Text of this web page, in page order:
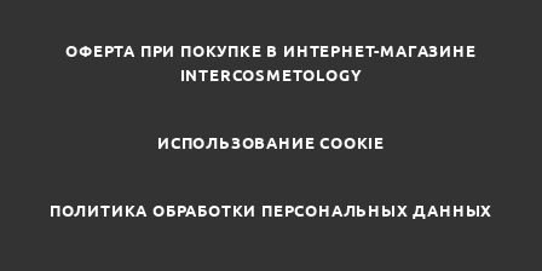
ОФЕРТА ПРИ ПОКУПКЕ В ИНТЕРНЕТ-МАГАЗИНЕ
INTERCOSMETOLOGY
ИСПОЛЬЗОВАНИЕ COOKIE
ПОЛИТИКА ОБРАБОТКИ ПЕРСОНАЛЬНЫХ ДАННЫХ